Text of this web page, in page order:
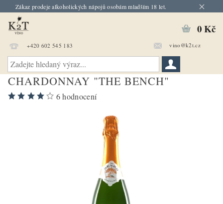
Zákaz prodeje alkoholických nápojů osobám mladším 18 let.
+420 602 545 183 vino@k2t.cz
0 Kč
CHARDONNAY "THE BENCH"
6 hodnocení